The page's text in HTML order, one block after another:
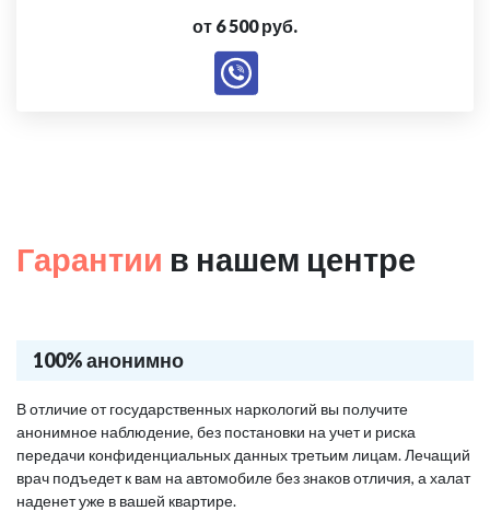
от 6 500 руб.
Гарантии в нашем центре
100% анонимно
В отличие от государственных наркологий вы получите
анонимное наблюдение, без постановки на учет и риска
передачи конфиденциальных данных третьим лицам. Лечащий
врач подъедет к вам на автомобиле без знаков отличия, а халат
наденет уже в вашей квартире.